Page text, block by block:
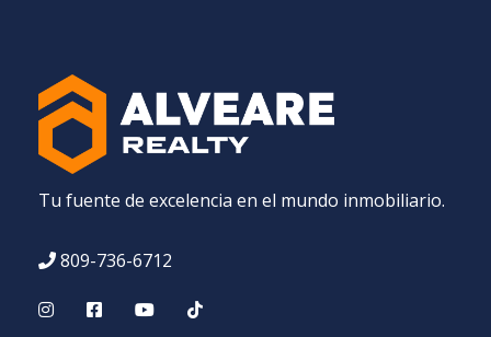
Tu fuente de excelencia en el mundo inmobiliario.
809-736-6712